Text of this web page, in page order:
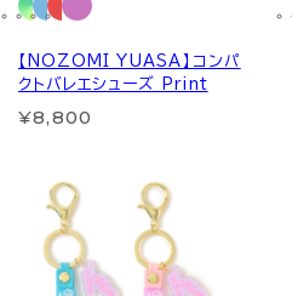
【NOZOMI YUASA】コンパ
クトバレエシューズ Print
¥8,800